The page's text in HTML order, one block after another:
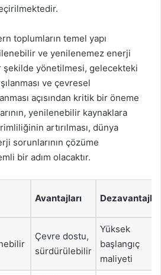
toplumların temel yapı
ve yenilenemez enerji
şekilde yönetilmesi, gelecekteki
ve çevresel
açısından kritik bir öneme
yenilenebilir kaynaklara
artırılması, dünya
sorunlarının çözüme
bir adım olacaktır.
Avantajları
Çevre dostu,
sürdürülebilir
Yüksek
başlangıç
maliyeti